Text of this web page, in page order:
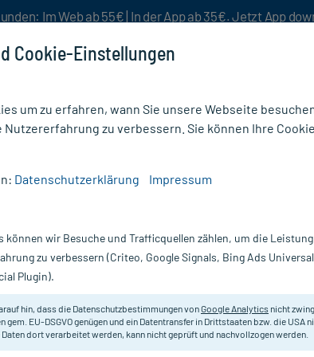
Im Web ab 55€ | In der App ab 35€. Jetzt App
Nur für kurze Zeit:Gratis-Versand* ab 19€
x 5 cm, 10 St
Sterile, wirkstofffreie
Wundbehandlung.
Cookie-Einstellungen
um zu erfahren, wann Sie unsere Webseite
Nutzererfahrung zu verbessern. Sie können Ihre
Datenschutzerklärung Impressum
können wir Besuche und Trafficquellen zählen, um die
zu verbessern (Criteo, Google Signals, Bing Ads
Plugin).
hin, dass die Datenschutzbestimmungen vonGoogle Analytics nicht
gem. EU-DSGVO genügen und ein Datentransfer in Drittstaaten bzw. die USA
Daten dort verarbeitet werden, kann nicht geprüft und nachvollzogen werden.